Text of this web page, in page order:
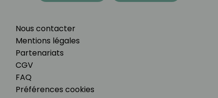
Nous contacter
Mentions légales
Partenariats
CGV
FAQ
Préférences cookies